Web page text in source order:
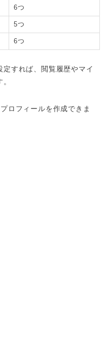
6つ
5つ
6つ
すれば、閲覧履歴やマイ
ロフィールを作成できま